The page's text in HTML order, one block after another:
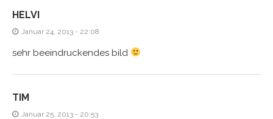
HELVI
Januar 24, 2013 - 22:08
sehr beeindruckendes bild
TIM
Januar 25, 2013 - 20:53